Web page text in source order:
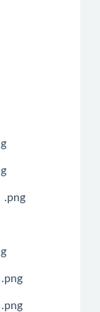
.png